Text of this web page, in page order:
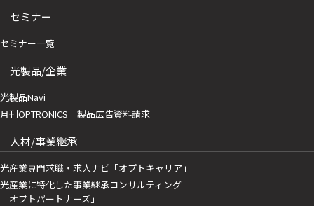
セミナー
セミナー一覧
光製品/企業
光製品Navi
月刊OPTRONICS 製品広告資料請求
人材/事業継承
光産業専門求職・求人ナビ「オプトキャリア」
光産業に特化した事業継承コンサルティング
「オプトパートナーズ」